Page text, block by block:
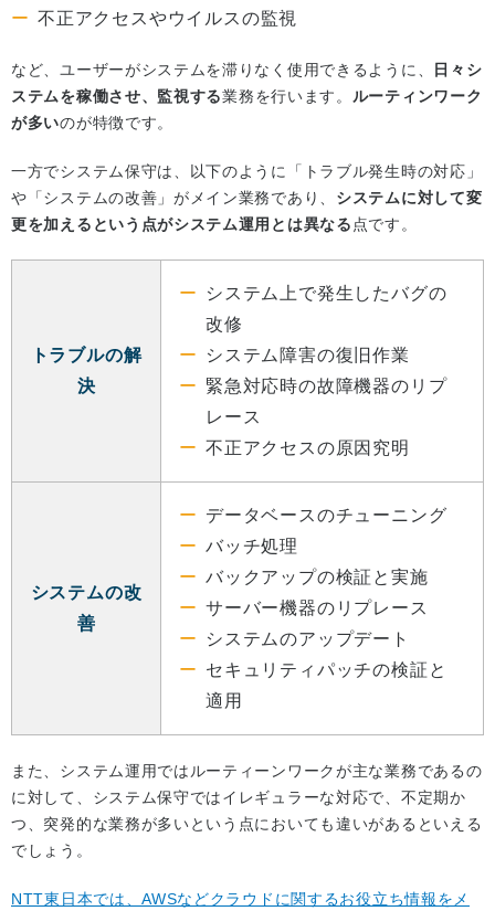
不正アクセスやウイルスの監視
など、ユーザーがシステムを滞りなく使用できるように、
日々シ
ステムを稼働させ、監視する業務を行います。 ルーティンワーク
が多いのが特徴です。
一方でシステム保守は、以下のように「トラブル発生時の対応」
や「システムの改善」がメイン業務であり、 システムに対して変
更を加えるという点がシステム運用とは異なる点です。
トラブルの解
決
システム上で発生したバグの
改修
システム障害の復旧作業
緊急対応時の故障機器のリプ
レース
不正アクセスの原因究明
システムの改
善
データベースのチューニング
バッチ処理
バックアップの検証と実施
サーバー機器のリプレース
システムのアップデート
セキュリティパッチの検証と
適用
また、システム運用ではルーティーンワークが主な業務であるの
に対して、システム保守ではイレギュラーな対応で、不定期か
つ、突発的な業務が多いという点においても違いがあるといえる
でしょう。
NTT東日本では、AWSなどクラウドに関するお役立ち情報をメ